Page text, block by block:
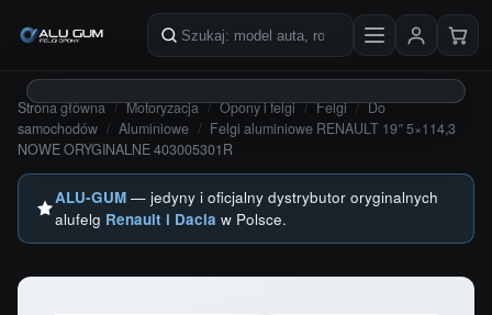
Szukaj produktów
Strona główna / Motoryzacja / Opony i felgi / Felgi / Do
samochodów / Aluminiowe / Felgi aluminiowe RENAULT 19″ 5×114,3
NOWE ORYGINALNE 403005301R
ALU-GUM — jedyny i oficjalny dystrybutor oryginalnych
alufelg Renault i Dacia w Polsce.